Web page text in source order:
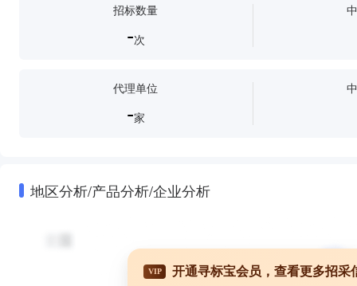
招标数量
-次
代理单位
-家
地区分析/产品分析/企业分析
VIP 开通寻标宝会员，查看更多招采